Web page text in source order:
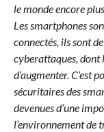
le monde encore
Les smartphones
connectés, ils sont
cyberattaques, dont
d’augmenter. C’est
sécuritaires des
devenues d’une
l’environnement de